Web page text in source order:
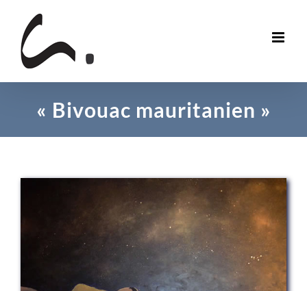
content
« Bivouac mauritanien »